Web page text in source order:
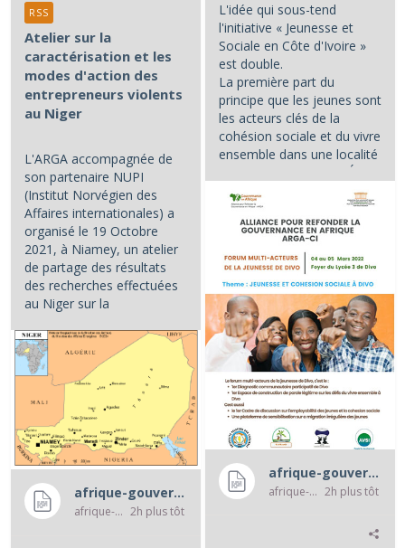
L'idée qui sous-tend
l'initiative « Jeunesse et
Sociale en Côte d'Ivoire »
est double.
La première part du
principe que les jeunes sont
les acteurs clés de la
cohésion sociale et du vivre
ensemble dans une localité
et/ou dans un pays. L'État...
afrique-gouvernance-rss
afrique-gouvernance-rss 2h plus tôt
Atelier sur la
caractérisation et les
modes d'action des
entrepreneurs violents
au Niger
L'ARGA accompagnée de
son partenaire NUPI
(Institut Norvégien des
Affaires internationales) a
organisé le 19 Octobre
2021, à Niamey, un atelier
de partage des résultats
des recherches effectuées
au Niger sur la
afrique-gouvernance-rss
afrique-gouvernance-rss 2h plus tôt
RSS